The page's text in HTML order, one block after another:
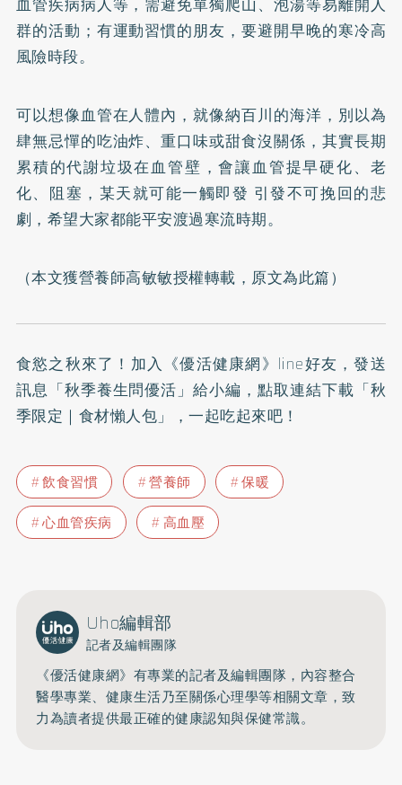
群的活動；有運動習慣的朋友，要避開早晚的寒冷高
風險時段。
可以想像血管在人體內，就像納百川的海洋，別以為
肆無忌憚的吃油炸、重口味或甜食沒關係，其實長期
累積的代謝垃圾在血管壁，會讓血管提早硬化、老
化、阻塞，某天就可能一觸即發 引發不可挽回的悲
劇，希望大家都能平安渡過寒流時期。
（本文獲營養師高敏敏授權轉載，原文為此篇）
食慾之秋來了！加入 《優活健康網》line好友 ，發送
訊息「秋季養生問優活」給小編，點取連結下載「秋
季限定｜食材懶人包」，一起吃起來吧！
飲食習慣 營養師
保暖
心血管疾病
高血壓
Uho編輯部
記者及編輯團隊
《優活健康網》有專業的記者及編輯團隊，內容整合
醫學專業、健康生活乃至關係心理學等相關文章，致
力為讀者提供最正確的健康認知與保健常識。